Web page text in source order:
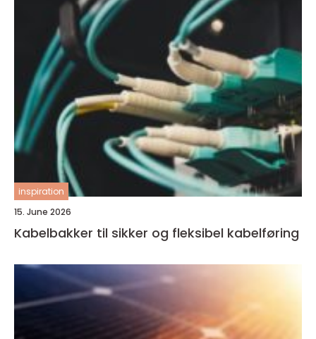
inspiration
15. June 2026
Kabelbakker til sikker og fleksibel kabelføring